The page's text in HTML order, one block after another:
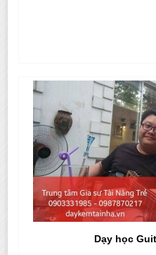
Dạy học